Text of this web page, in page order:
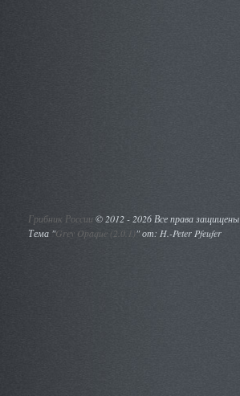
Грибник России ©2012 - 2026 Все права защищены
Тема "Grey Opaque (2.0.1)" от: H.-Peter Pfeufer